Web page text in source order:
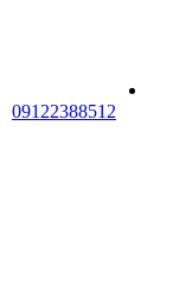
09122388512